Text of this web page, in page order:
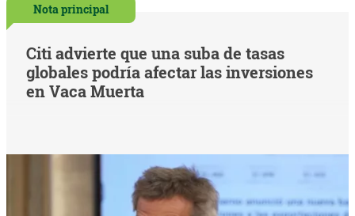
Nota principal
Citi advierte que una suba de tasas
globales podría afectar las inversiones
en Vaca Muerta